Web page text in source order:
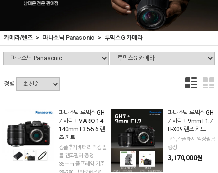
카메라/렌즈 파나소닉 Panasonic 루믹스G 카메라
정렬
파나소닉 루믹스 GH
7 바디 + VARIO 14-
140mm F3.5-5.6 렌
즈 키트
정품추가배터리 액정필
름 겐코필터 증정
35mm 풀프레임 기준
파나소닉 루믹스 GH
7 바디 + 9mm F1.7
H-X09 렌즈 키트
고독스플래시 액정필름
증정
3,170,000원